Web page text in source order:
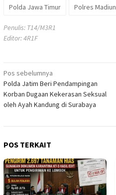
Polda Jawa Timur
Polres Madiun
Penulis: T14/M3R1
Editor: 4R1F
Navigasi
pos
Pos sebelumnya
Polda Jatim Beri Pendampingan
Korban Dugaan Kekerasan Seksual
oleh Ayah Kandung di Surabaya
POS TERKAIT